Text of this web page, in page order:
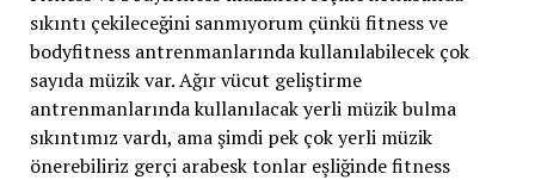
sıkıntı çekileceğini sanmıyorum çünkü fitness ve
bodyfitness antrenmanlarında kullanılabilecek çok
sayıda müzik var. Ağır vücut geliştirme
antrenmanlarında kullanılacak yerli müzik bulma
sıkıntımız vardı, ama şimdi pek çok yerli müzik
önerebiliriz gerçi arabesk tonlar eşliğinde fitness